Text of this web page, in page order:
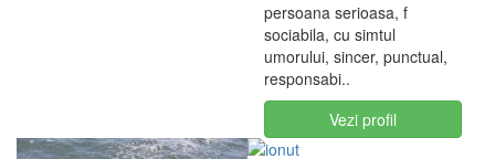
persoana serioasa, f
sociabila, cu simtul
umorului, sincer, punctual,
responsabi..
Vezi profil